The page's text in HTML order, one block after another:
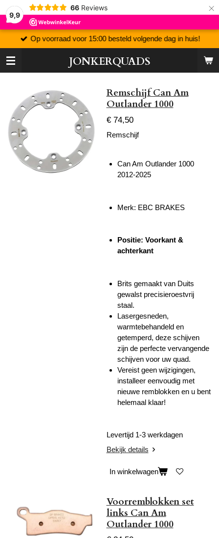
9,9
66 Reviews ×
JONKERQUADS
Op voorraad voor 15:00 besteld volgende dag in huis!
Remschijf Can Am
Outlander 1000
€ 74,50
Remschijf
Can Am Outlander 1000
2012-2025
Merk: EBC BRAKES
Positie: Voorkant &
achterkant
Brits gemaakt van Duits
gewalst precisieroestvrij
staal.
Lasergesneden,
warmtebehandeld en
getemperd, deze schijven
zijn de perfecte vervangende
schijven voor uw quad.
Vereist geen wijzigingen,
installeer eenvoudig met
nieuwe remblokken en u bent
helemaal klaar!
Levertijd 1-3 werkdagen
Bekijk details
In winkelwagen
Voorremblokken set
links Can Am
Outlander 1000